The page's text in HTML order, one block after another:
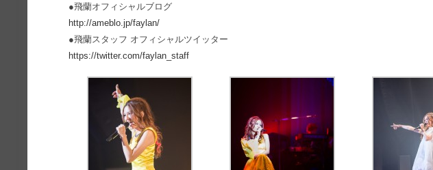
●飛蘭オフィシャルブログ
http://ameblo.jp/faylan/
●飛蘭スタッフ オフィシャルツイッター
https://twitter.com/faylan_staff